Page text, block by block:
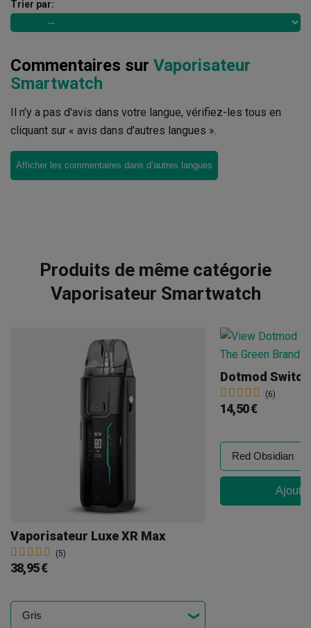
Trier par:
Commentaires sur Vaporisateur
Smartwatch
Il n'y a pas d'avis dans votre langue, vérifiez-les tous en
cliquant sur « avis dans d'autres langues ».
Afficher les commentaires dans d’autres langues
Produits de même catégorie
Vaporisateur Smartwatch
Vaporisateur Luxe XR Max
(5)
38,95 €
Dotmod
(6)
14,50 €